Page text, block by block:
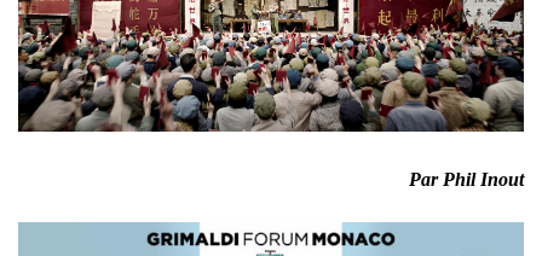
Par Phil Inout